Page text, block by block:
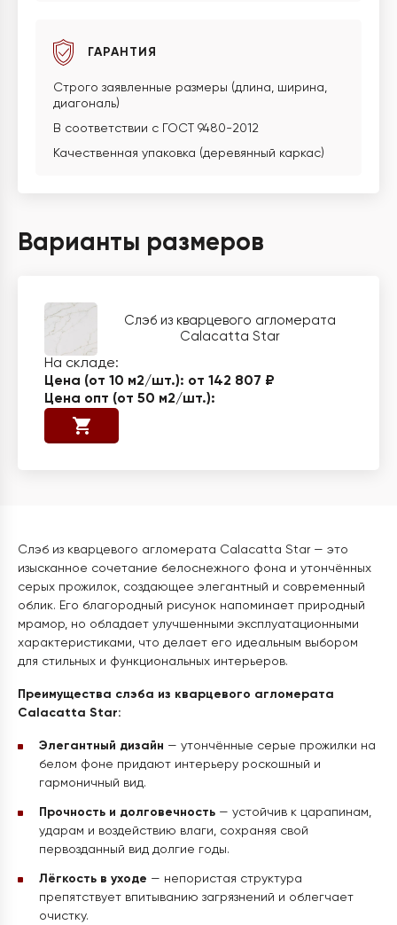
ГАРАНТИЯ
Строго заявленные размеры (длина, ширина,
диагональ)
В соответствии с ГОСТ 9480-2012
Качественная упаковка (деревянный каркас)
Варианты размеров
Слэб из кварцевого агломерата
Calacatta Star
от 142 807 ₽
Слэб из кварцевого агломерата Calacatta Star — это
изысканное сочетание белоснежного фона и утончённых
серых прожилок, создающее элегантный и современный
облик. Его благородный рисунок напоминает природный
мрамор, но обладает улучшенными эксплуатационными
характеристиками, что делает его идеальным выбором
для стильных и функциональных интерьеров.
Преимущества слэба из кварцевого агломерата
Calacatta Star:
Элегантный дизайн — утончённые серые прожилки на
белом фоне придают интерьеру роскошный и
гармоничный вид.
Прочность и долговечность — устойчив к царапинам,
ударам и воздействию влаги, сохраняя свой
первозданный вид долгие годы.
Лёгкость в уходе — непористая структура
препятствует впитыванию загрязнений и облегчает
очистку.